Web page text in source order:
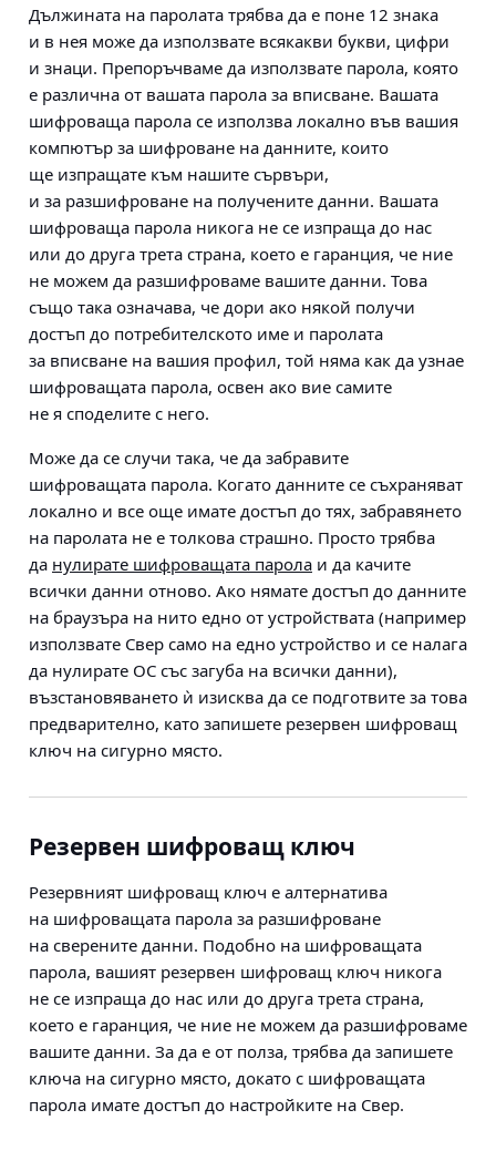
Дължината на паролата трябва да е поне 12 знака
и в нея може да използвате всякакви букви, цифри
и знаци. Препоръчваме да използвате парола, която
е различна от вашата парола за вписване. Вашата
шифроваща парола се използва локално във вашия
компютър за шифроване на данните, които
ще изпращате към нашите сървъри,
и за разшифроване на получените данни. Вашата
шифроваща парола никога не се изпраща до нас
или до друга трета страна, което е гаранция, че ние
не можем да разшифроваме вашите данни. Това
също така означава, че дори ако някой получи
достъп до потребителското име и паролата
за вписване на вашия профил, той няма как да узнае
шифроващата парола, освен ако вие самите
не я споделите с него.
Може да се случи така, че да забравите
шифроващата парола. Когато данните се съхраняват
локално и все още имате достъп до тях, забравянето
на паролата не е толкова страшно. Просто трябва
да нулирате шифроващата парола и да качите
всички данни отново. Ако нямате достъп до данните
на браузъра на нито едно от устройствата (например
използвате Свер само на едно устройство и се налага
да нулирате ОС със загуба на всички данни),
възстановяването ѝ изисква да се подготвите за това
предварително, като запишете резервен шифроващ
ключ на сигурно място.
Резервен шифроващ ключ
Резервният шифроващ ключ е алтернатива
на шифроващата парола за разшифроване
на сверените данни. Подобно на шифроващата
парола, вашият резервен шифроващ ключ никога
не се изпраща до нас или до друга трета страна,
което е гаранция, че ние не можем да разшифроваме
вашите данни. За да е от полза, трябва да запишете
ключа на сигурно място, докато с шифроващата
парола имате достъп до настройките на Свер.